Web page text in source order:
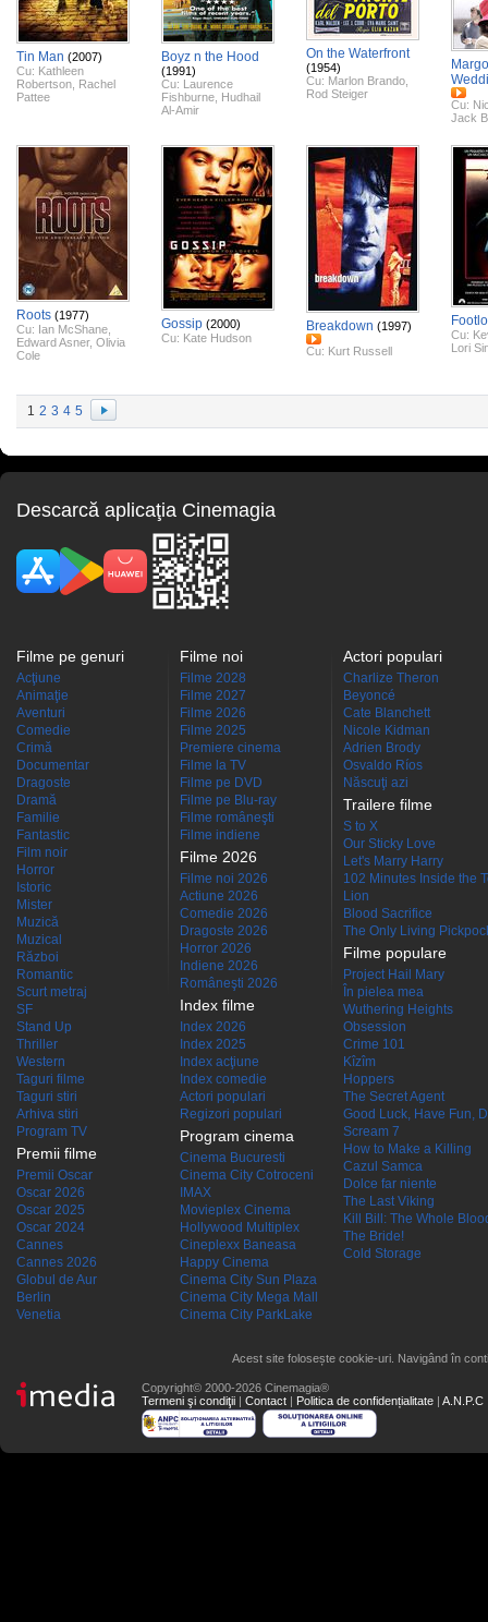
Tin Man (2007)
Cu: Kathleen
Robertson Rachel
Pattee
Boyz n the Hood
(1991)
Cu: Laurence
Fishburne Hudhail
Al-Amir
On the Waterfront
(1954)
Cu: Marlon Brando
Rod Steiger
Cu:
Jack
Roots (1977)
Cu: Ian McShane
Edward Asner, Olivia
Cole
Gossip (2000)
Cu: Kate Hudson
Breakdown (1997)
Cu: Kurt Russell
Cu:
Lori
1 2 3 4 5
Descarcă aplicaţia Cinemagia
Filme pe genuri
Acţiune
Animaţie
Aventuri
Comedie
Crimă
Documentar
Dragoste
Dramă
Familie
Fantastic
Film noir
Horror
Istoric
Mister
Muzică
Muzical
Război
Romantic
Scurt metraj
SF
Stand Up
Thriller
Western
Taguri filme
Taguri stiri
Arhiva stiri
Program TV
Premii filme
Premii Oscar
Oscar 2026
Oscar 2025
Oscar 2024
Cannes
Cannes 2026
Globul de Aur
Berlin
Venetia
Filme noi
Filme 2028
Filme 2027
Filme 2026
Filme 2025
Premiere cinema
Filme la TV
Filme pe DVD
Filme pe Blu-ray
Filme româneşti
Filme indiene
Filme 2026
Filme noi 2026
Actiune 2026
Comedie 2026
Dragoste 2026
Horror 2026
Indiene 2026
Româneşti 2026
Index filme
Index 2026
Index 2025
Index acţiune
Index comedie
Actori populari
Regizori populari
Program cinema
Cinema Bucuresti
Cinema City Cotroceni
IMAX
Movieplex Cinema
Hollywood Multiplex
Cineplexx Baneasa
Happy Cinema
Cinema City Sun Plaza
Cinema City Mega Mall
Cinema City ParkLake
Actori populari
Charlize Theron
Beyoncé
Cate Blanchett
Nicole Kidman
Adrien Brody
Osvaldo Ríos
Născuţi azi
Trailere filme
S to X
Our Sticky Love
Let's Marry Harry
102 Minutes Inside the
Lion
Blood Sacrifice
The Only Living
Filme populare
Project Hail Mary
În pielea mea
Wuthering Heights
Obsession
Crime 101
Kîzîm
Hoppers
The Secret Agent
Good Luck, Have Fun,
Scream 7
How to Make a Killing
Cazul Samca
Dolce far niente
The Last Viking
Kill Bill: The Whole
The Bride!
Cold Storage
Acest site folosește cookie-uri. Navigând în
Copyright© 2000-2026 Cinemagia®
Termeni şi condiţii | Contact | Politica de confidențialitate | A.N.P.C